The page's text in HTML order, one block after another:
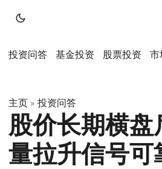
投资问答 基金投资 股票投资 市
主页 » 投资问答
股价长期横盘
量拉升信号可